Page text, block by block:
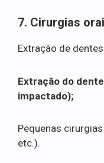
7. Cirurgias
Extração de
Extração do
impactado);
Pequenas
etc.).